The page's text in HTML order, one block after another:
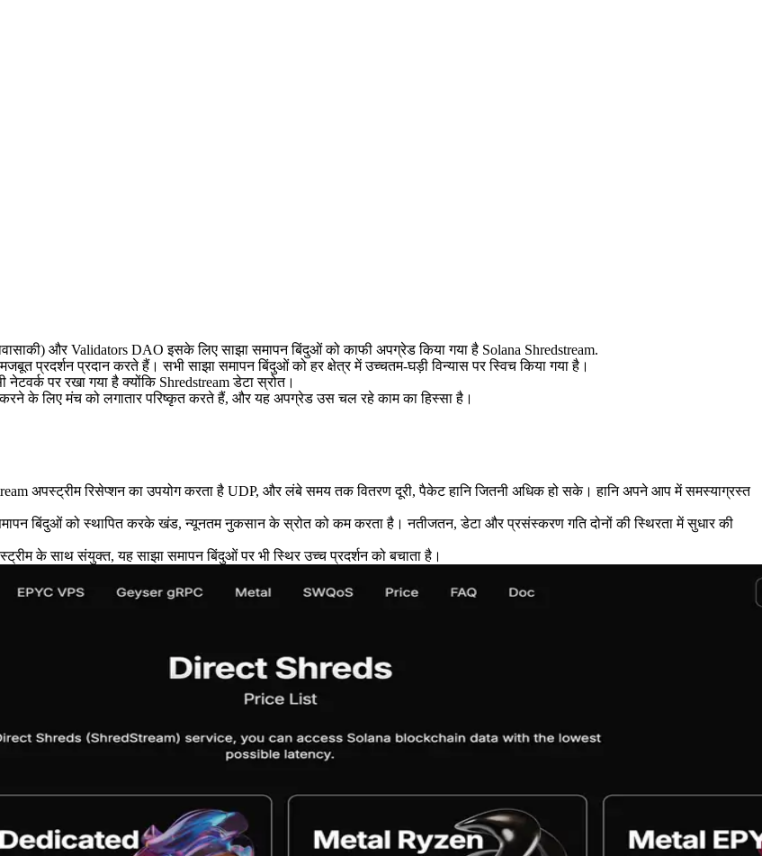
और Validators DAO इसके लिए साझा समापन बिंदुओं को काफी अपग्रेड किया गया है Solana Shredstream.
प्रदर्शन प्रदान करते हैं। सभी साझा समापन बिंदुओं को हर क्षेत्र में उच्चतम-घड़ी विन्यास पर स्विच किया गया है।
पर रखा गया है क्योंकि Shredstream डेटा स्रोत।
के लिए मंच को लगातार परिष्कृत करते हैं, और यह अपग्रेड उस चल रहे काम का हिस्सा है।
अपस्ट्रीम रिसेप्शन का उपयोग करता है UDP, और लंबे समय तक वितरण दूरी, पैकेट हानि जितनी अधिक हो सके। हानि अपने आप में समस्याग्रस्त
बिंदुओं को स्थापित करके खंड, न्यूनतम नुकसान के स्रोत को कम करता है। नतीजतन, डेटा और प्रसंस्करण गति दोनों की स्थिरता में सुधार की
के साथ संयुक्त, यह साझा समापन बिंदुओं पर भी स्थिर उच्च प्रदर्शन को बचाता है।